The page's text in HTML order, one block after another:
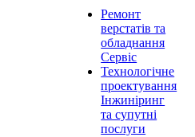
Ремонт
верстатів та
обладнання
Сервіс
Технологічне
проектування
Інжиніринг
та супутні
послуги